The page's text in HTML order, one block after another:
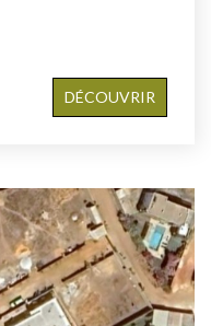
DÉCOUVRIR